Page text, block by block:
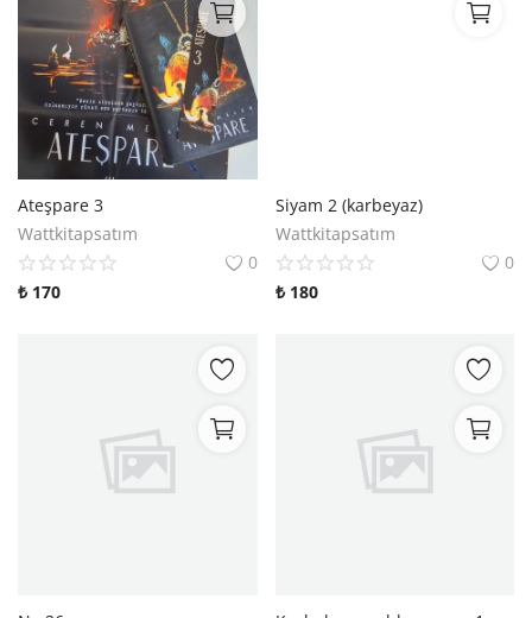
Ateşpare 3
Wattkitapsatım
0
₺ 170
Siyam 2 (karbeyaz)
Wattkitapsatım
0
₺180